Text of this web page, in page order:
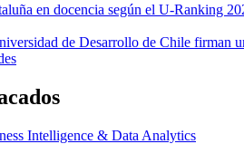
en docencia según el U-Ranking
de Desarrollo de Chile firman
Intelligence & Data Analytics